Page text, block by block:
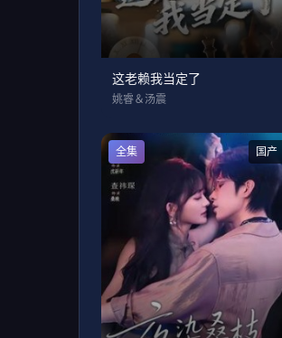
这老赖我当定了
姚睿＆汤震
国产
全集